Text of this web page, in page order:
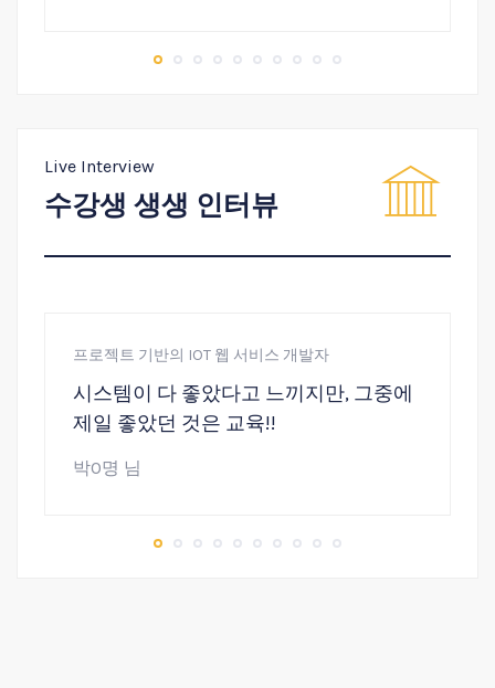
Live Interview
수강생 생생 인터뷰
프로젝트 기반의 IOT 웹 서비스 개발자
시스템이 다 좋았다고 느끼지만, 그중에
제일 좋았던 것은 교육!!
박O명 님